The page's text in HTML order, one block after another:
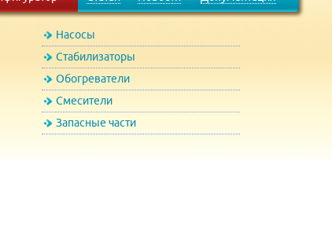
Насосы
Стабилизаторы
Обогреватели
Смесители
Запасные части